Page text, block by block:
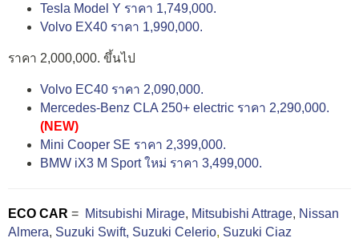
Tesla Model Y ราคา 1,749,000.
Volvo EX40 ราคา 1,990,000.
ราคา 2,000,000. ขึ้นไป
Volvo EC40 ราคา 2,090,000.
Mercedes-Benz CLA 250+ electric ราคา 2,290,000.
(NEW)
Mini Cooper SE ราคา 2,399,000.
BMW iX3 M Sport ใหม่ ราคา 3,499,000.
ECO CAR = Mitsubishi Mirage, Mitsubishi Attrage, Nissan
Almera, Suzuki Swift, Suzuki Celerio, Suzuki Ciaz